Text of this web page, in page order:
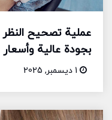
عملية تصحيح النظر
بجودة عالية